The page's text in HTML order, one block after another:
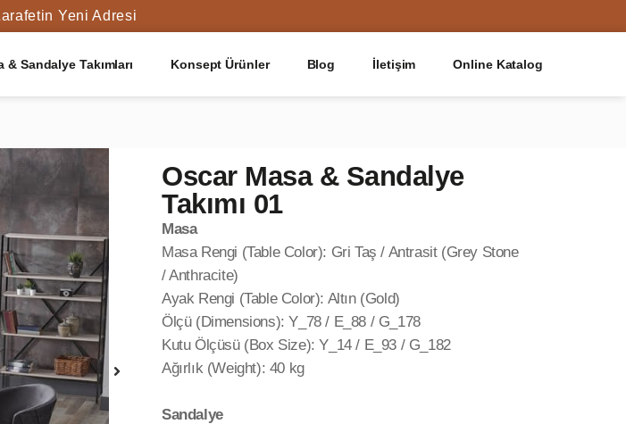
Yeni Adresi
& Sandalye Takımları Konsept Ürünler Blog İletişim Online Katalog
Oscar Masa & Sandalye
Takımı 01
Masa
Masa Rengi (Table Color): Gri Taş / Antrasit (Grey Stone
/ Anthracite)
Ayak Rengi (Table Color): Altın (Gold)
Ölçü (Dimensions): Y_78 / E_88 / G_178
Kutu Ölçüsü (Box Size): Y_14 / E_93 / G_182
Ağırlık (Weight): 40 kg
Sandalye